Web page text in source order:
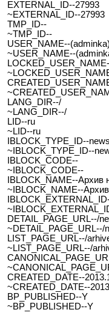
EXTERNAL_ID--27993
~EXTERNAL_ID--27993
TMP_ID--
~TMP_ID--
USER_NAME--
~USER_NAME--
LANG_DIR--/
~LANG_DIR--/
LID--ru
~LID--ru
IBLOCK_TYPE_ID--
~IBLOCK_TYPE_ID--
IBLOCK_CODE--
~IBLOCK_CODE--
IBLOCK_NAME--Архив
~IBLOCK_NAME--
DETAIL_PAGE_URL--/
~DETAIL_PAGE_URL--/
LIST_PAGE_URL--/
~LIST_PAGE_URL--/
CREATED_DATE--
~CREATED_DATE--
BP_PUBLISHED--Y
~BP_PUBLISHED--Y